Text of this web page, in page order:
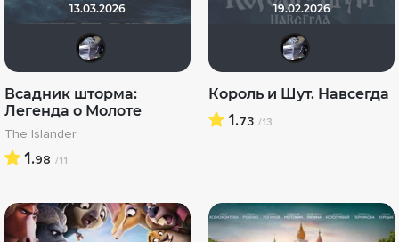
13.03.2026
Всадник шторма:
Легенда о Молоте
The Islander
1.98 /11
19.02.2026
Король и Шут. Навсегда
1.73 /13